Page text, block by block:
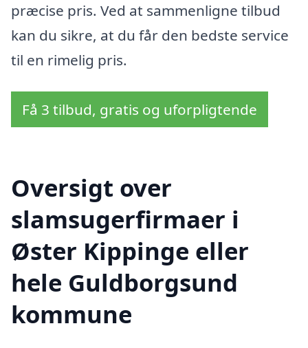
præcise pris. Ved at sammenligne tilbud
kan du sikre, at du får den bedste service
til en rimelig pris.
Få 3 tilbud, gratis og uforpligtende
Oversigt over
slamsugerfirmaer i
Øster Kippinge eller
hele Guldborgsund
kommune